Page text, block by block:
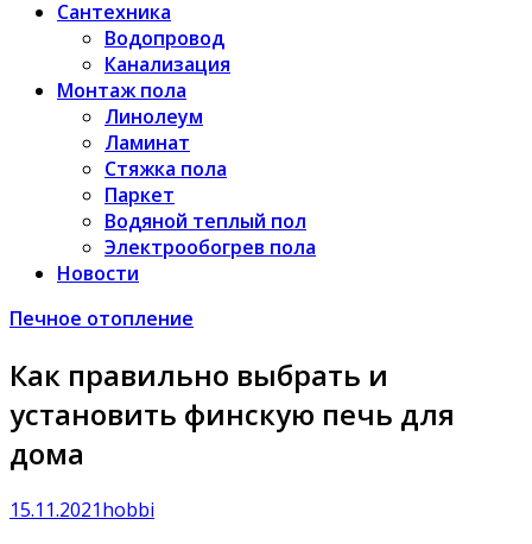
Сантехника
Водопровод
Канализация
Монтаж пола
Линолеум
Ламинат
Стяжка пола
Паркет
Водяной теплый пол
Электрообогрев пола
Новости
Печное отопление
Как правильно выбрать и
установить финскую печь для
дома
15.11.2021hobbi